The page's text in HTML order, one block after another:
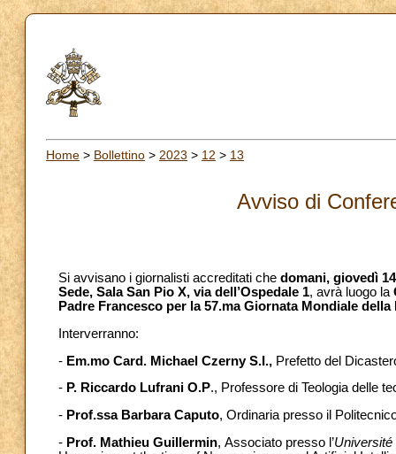
Home > Bollettino > 2023 > 12 > 13
Avviso di
Si avvisano i giornalisti accreditati che domani, giovedì
Sede, Sala San Pio X, via dell’Ospedale 1, avrà luogo la
Padre Francesco per la 57.ma Giornata Mondiale della
Interverranno:
- Em.mo Card. Michael Czerny S.I., Prefetto del
- P. Riccardo Lufrani O.P., Professore di Teologia delle
- Prof.ssa Barbara Caputo, Ordinaria presso il
- Prof. Mathieu Guillermin, Associato presso l’Université